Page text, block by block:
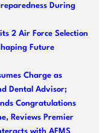
During
2 Air Force Selection
Future
Charge as
Dental Advisor;
Congratulations
Reviews Premier